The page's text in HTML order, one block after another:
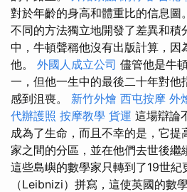
對於年齡的身高和體重比的信息圖
不同的方法獨立地開發了差異和積
中，牛頓聲稱他沒有出版計算，因
他。 外國人成立公司 儘管他是牛
一，但他一生中的最後二十年對他
感到沮喪。 新竹外燴 西屯按摩 外
代辦護照 按摩教學 貨運 這場辯論
成為了生命，而且不幸的是，它提
家之間的分區，並在他們去世後繼
這些島嶼的數學家只轉到了19世紀
（Leibnizi）拼寫，這使英國的數